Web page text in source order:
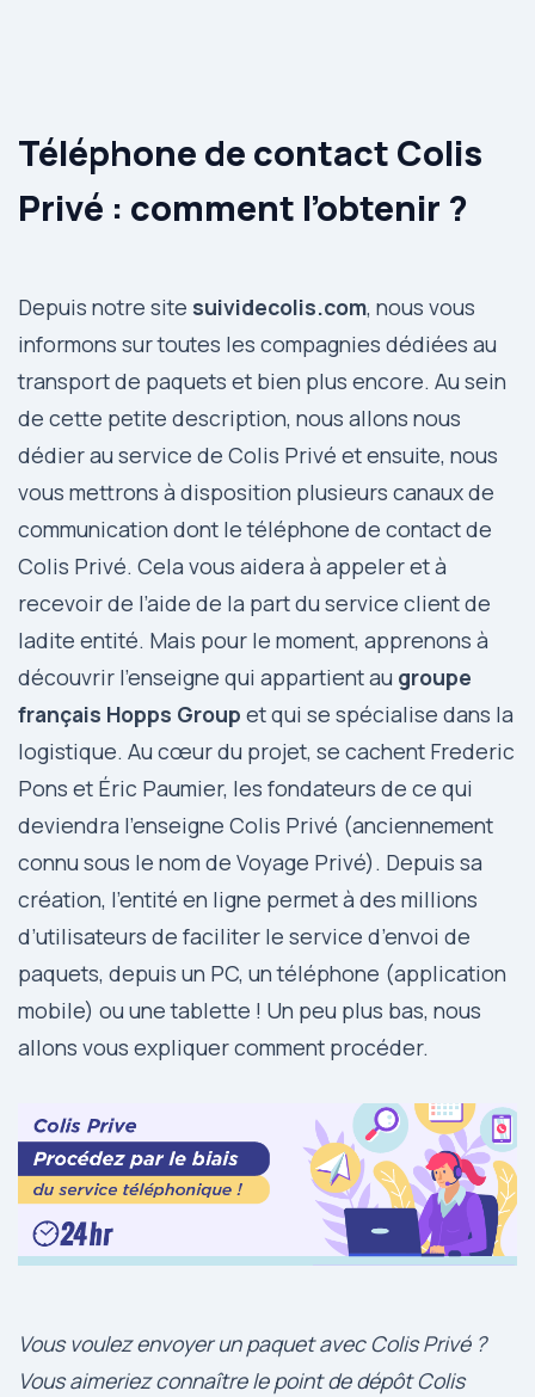
Téléphone de contact Colis
Privé : comment l’obtenir ?
Depuis notre site suividecolis.com, nous vous
informons sur toutes les compagnies dédiées au
transport de paquets et bien plus encore. Au sein
de cette petite description, nous allons nous
dédier au service de Colis Privé et ensuite, nous
vous mettrons à disposition plusieurs canauxde
communication dont le téléphone de contact de
Colis Privé. Cela vous aidera à appeler et à
recevoir de l’aide de la part du service client de
ladite entité. Mais pour le moment, apprenons à
découvrir l’enseigne qui appartient au groupe
français Hopps Group et qui se spécialise dans la
logistique. Au cœur du projet, se cachent Frederic
Pons et Éric Paumier, les fondateurs de ce qui
deviendra l’enseigne Colis Privé (anciennement
connu sous le nom de Voyage Privé). Depuis sa
création, l’entité en ligne permet à des millions
d’utilisateurs de faciliter le service d’envoi de
paquets, depuis un PC, un téléphone (application
mobile) ou une tablette ! Un peu plus bas, nous
allons vous expliquer comment procéder.
Vous voulez envoyer un paquet avec Colis Privé ?
Vous aimeriez connaître le point de dépôt Colis